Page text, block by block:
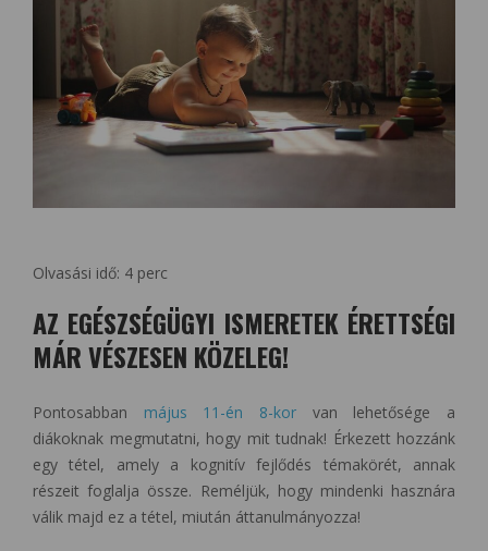
Olvasási idő: 4 perc
AZ EGÉSZSÉGÜGYI ISMERETEK ÉRETTSÉGI
MÁR VÉSZESEN KÖZELEG!
Pontosabban május 11-én 8-kor van lehetősége a
diákoknak megmutatni, hogy mit tudnak! Érkezett hozzánk
egy tétel, amely a kognitív fejlődés témakörét, annak
részeit foglalja össze. Reméljük, hogy mindenki hasznára
válik majd ez a tétel, miután áttanulmányozza!